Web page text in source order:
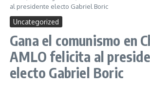
al presidente electo Gabriel Boric
Uncategorized
Gana el comunismo en
AMLO felicita al
electo Gabriel Boric